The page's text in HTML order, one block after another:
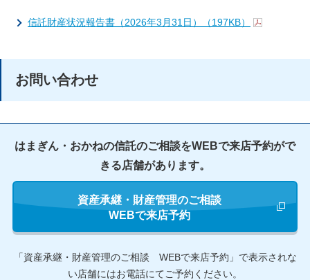
信託財産状況報告書（2026年3月31日）（197KB）
お問い合わせ
はまぎん・おかねの信託のご相談をWEBで来店予約がで
きる店舗があります。
資産承継・財産管理のご相談
WEBで来店予約
新しいウ
「資産承継・財産管理のご相談 WEBで来店予約」で表示されな
い店舗にはお電話にてご予約ください。